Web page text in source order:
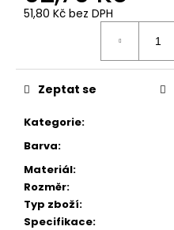
51,80 Kč bez DPH
Kategorie:
Barva:
Materiál:
Rozměr:
Typ zboží:
Specifikace:
Zeptat se
D
o
č
u
e
m